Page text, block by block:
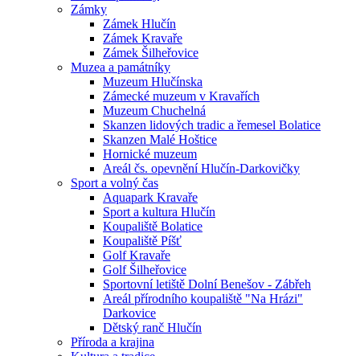
Zámky
Zámek Hlučín
Zámek Kravaře
Zámek Šilheřovice
Muzea a památníky
Muzeum Hlučínska
Zámecké muzeum v Kravařích
Muzeum Chuchelná
Skanzen lidových tradic a řemesel Bolatice
Skanzen Malé Hoštice
Hornické muzeum
Areál čs. opevnění Hlučín-Darkovičky
Sport a volný čas
Aquapark Kravaře
Sport a kultura Hlučín
Koupaliště Bolatice
Koupaliště Píšť
Golf Kravaře
Golf Šilheřovice
Sportovní letiště Dolní Benešov - Zábřeh
Areál přírodního koupaliště "Na Hrázi"
Darkovice
Dětský ranč Hlučín
Příroda a krajina